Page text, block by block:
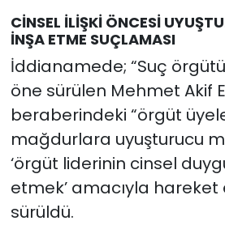
CİNSEL İLİŞKİ ÖNCESİ
İNŞA ETME SUÇLAMASI
İddianamede; “Suç
öne sürülen Mehmet Akif
beraberindeki “örgüt
mağdurlara uyuşturucu
‘örgüt liderinin cinsel
etmek’ amacıyla
sürüldü.